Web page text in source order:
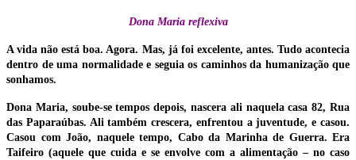
Dona Maria reflexiva
A vida não está boa. Agora. Mas, já foi excelente, antes. Tudo acontecia
dentro de uma normalidade e seguia os caminhos da humanização que
sonhamos.
Dona Maria, soube-se tempos depois, nascera ali naquela casa 82, Rua
das Paparaúbas. Ali também crescera, enfrentou a juventude, e casou.
Casou com João, naquele tempo, Cabo da Marinha de Guerra. Era
Taifeiro (aquele que cuida e se envolve com a alimentação – no caso